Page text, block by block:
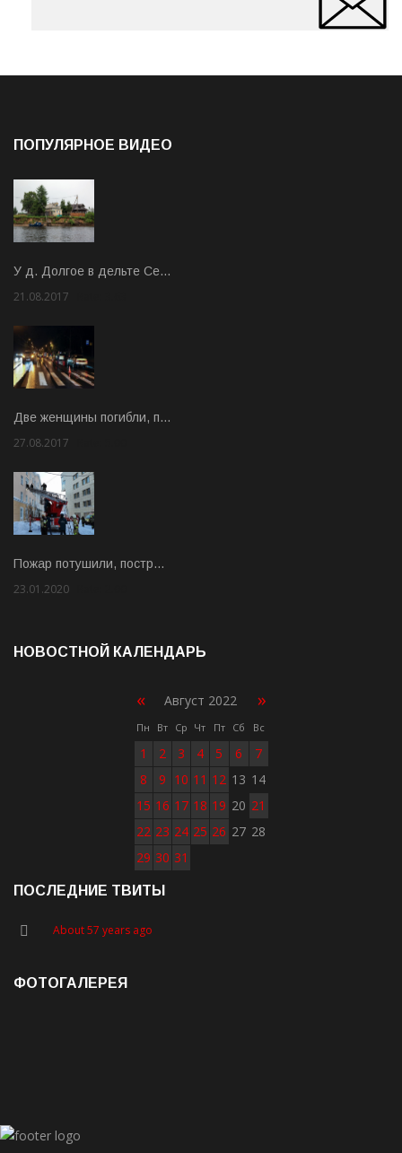
ПОПУЛЯРНОЕ ВИДЕО
У д. Долгое в дельте Се…
21.08.2017
Две женщины погибли, п…
27.08.2017
Пожар потушили, постр…
23.01.2020
НОВОСТНОЙ КАЛЕНДАРЬ
« Август 2022 »
Пн Вт Ср Чт Пт Сб Вс
1 2 3 4 5 6
7
8
9 10 11 12 13 14
15 16 17 18 19 20 21
22 23 24 25 26 27 28
29 30 31
ПОСЛЕДНИЕ ТВИТЫ
About 57 years ago
ФОТОГАЛЕРЕЯ